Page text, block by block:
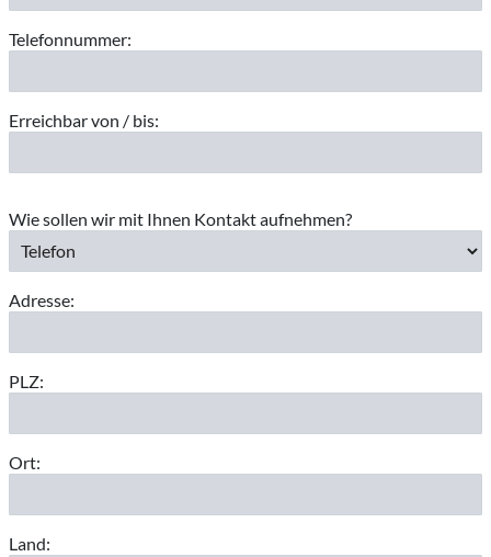
Telefonnummer:
Erreichbar von / bis:
Wie sollen wir mit Ihnen Kontakt aufnehmen?
Adresse:
PLZ:
Ort:
Land: